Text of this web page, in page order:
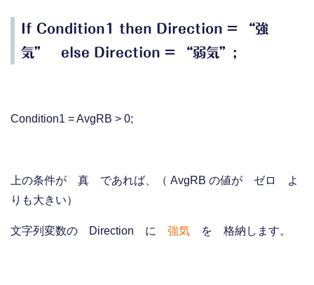
If Condition1 then Direction = “強
気” else Direction = “弱気”;
Condition1 = AvgRB > 0;
上の条件が 真 であれば、（ AvgRB の値が ゼロ よ
りも大きい）
文字列変数の Direction に 強気 を 格納します。